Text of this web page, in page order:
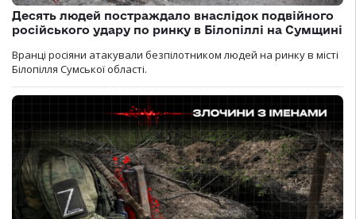
Десять людей постраждало внаслідок подвійного
російського удару по ринку в Білопіллі на Сумщині
Вранці росіяни атакували безпілотником людей на ринку в місті
Білопілля Сумської області.